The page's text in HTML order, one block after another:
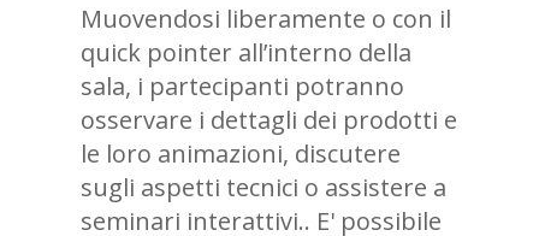
Muovendosi liberamente o con il
quick pointer all’interno della
sala, i partecipanti potranno
osservare i dettagli dei prodotti e
le loro animazioni, discutere
sugli aspetti tecnici o assistere a
seminari interattivi.. E' possibile